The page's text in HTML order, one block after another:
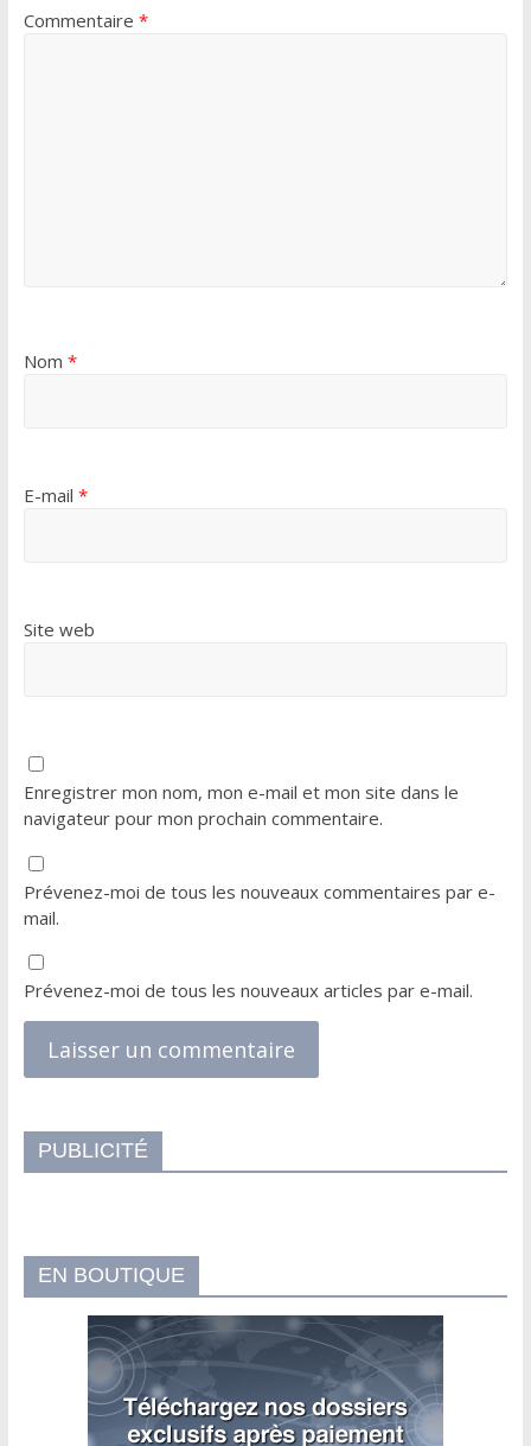
Commentaire *
Nom *
E-mail *
Site web
Enregistrer mon nom, mon e-mail et mon site dans le
navigateur pour mon prochain commentaire.
Prévenez-moi de tous les nouveaux commentaires par e-
mail.
Prévenez-moi de tous les nouveaux articles par e-mail.
PUBLICITÉ
EN BOUTIQUE